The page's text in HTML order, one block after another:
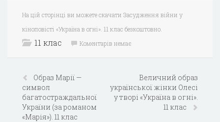
На цій сторінці ви можете скачати Засудження війни у
кіноповісті «Україна в огні». 11 клас безкоштовно.
11 клас Коментарів немає
Образ Марії —
символ
багатостраждальної
України (за романом
«Марія»). 11 клас
Величний образ
української жінки Олесі
у творі «Україна в огні».
11 клас